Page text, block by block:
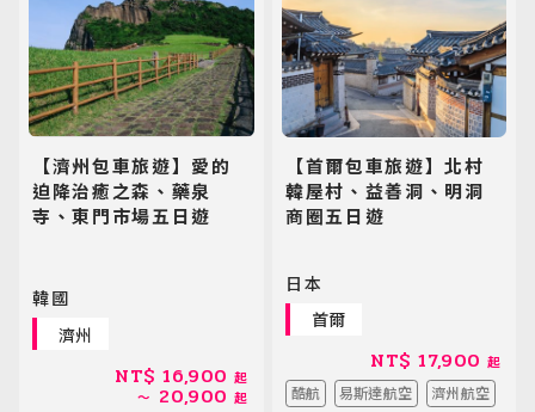
【濟州包車旅遊】愛的
迫降治癒之森、藥泉
寺、東門市場五日遊
韓國
濟州
NT$ 16,900 起
～ 20,900 起
【首爾包車旅遊】北村
韓屋村、益善洞、明洞
商圈五日遊
日本
首爾
NT$ 17,900 起
酷航 易斯達航空
濟州航空